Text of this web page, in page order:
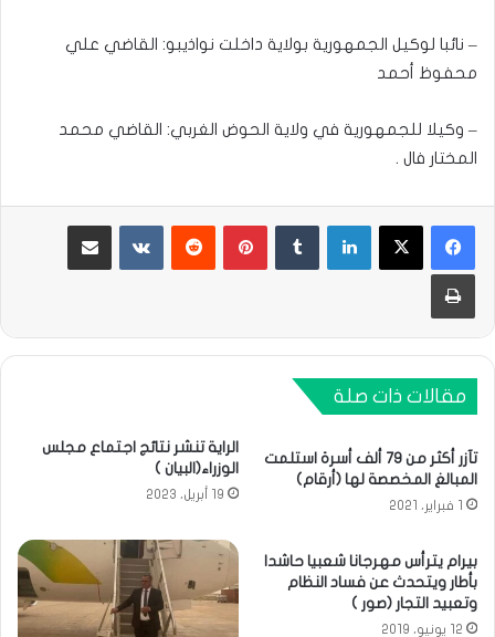
– نائبا لوكيل الجمهورية بولاية داخلت نواذيبو: القاضي علي
محفوظ أحمد
– وكيلا للجمهورية في ولاية الحوض الغربي: القاضي محمد
المختار فال .
لينكدإن بينتيريست مشاركة عبر البريد
طباعة
مقالات ذات صلة
تآزر أكثر من 79 ألف أسرة استلمت
المبالغ المخصصة لها (أرقام)
1 فبراير، 2021
الراية تنشر نتائج اجتماع مجلس
الوزراء(البيان )
19 أبريل، 2023
بيرام يترأس مهرجانا شعبيا حاشدا
بأطار ويتحدث عن فساد النظام
وتعبيد التجار (صور )
12 يونيو، 2019